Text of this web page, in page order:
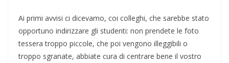
Ai primi avvisi ci dicevamo, coi colleghi, che sarebbe stato
opportuno indirizzare gli studenti: non prendete le foto
tessera troppo piccole, che poi vengono illeggibili o
troppo sgranate, abbiate cura di centrare bene il vostro